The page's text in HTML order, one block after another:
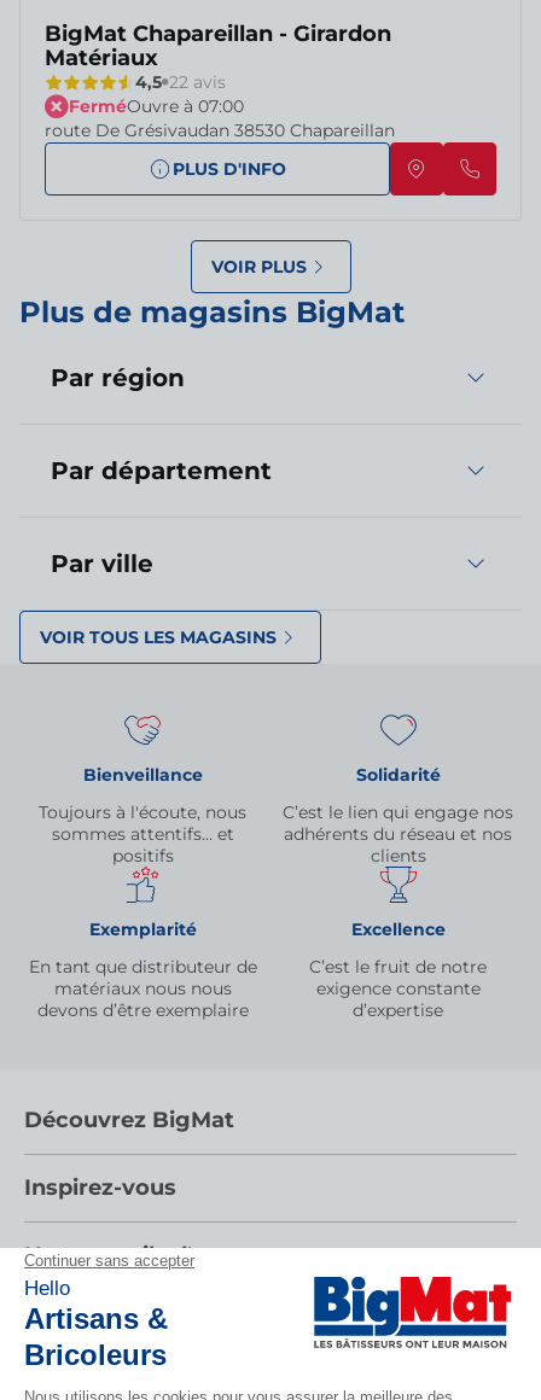
BigMat Chapareillan - Girardon
Matériaux
4,5 22 avis
FerméOuvre à 07:00
route De Grésivaudan 38530 Chapareillan
PLUS D'INFO
VOIR PLUS
Plus de magasins BigMat
Par région
Par département
Par ville
VOIR TOUS LES MAGASINS
Bienveillance
Toujours à l'écoute, nous
sommes attentifs… et
positifs
Solidarité
C’est le lien qui engage nos
adhérents du réseau et nos
clients
Exemplarité
En tant que distributeur de
matériaux nous nous
devons d’être exemplaire
Excellence
C’est le fruit de notre
exigence constante
d’expertise
Découvrez BigMat
Nous rejoindre
Devenez adhérent
Les services BigMat
Les Bâtisseurs du Sport
Inspirez-vous
Nos catalogues
Tendances
Nos conseils d'experts
Nos conseils
Nos tutos
Espace adhérent